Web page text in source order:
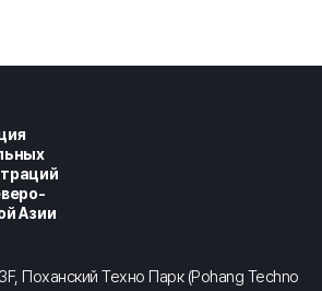
Азии
Поханский Техно Парк (Pohang Techno